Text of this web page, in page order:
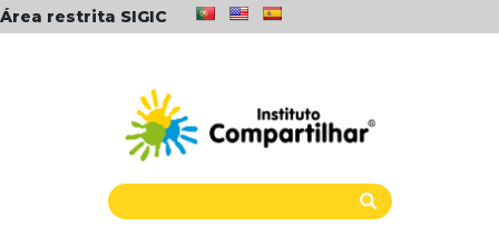
Área restrita SIGIC